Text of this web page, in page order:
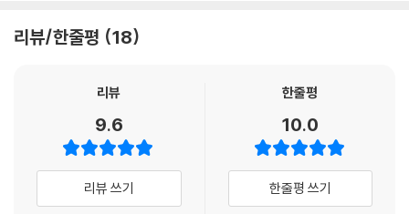
흥미롭다. 이 지역이 힌두교, 불교, 이슬람교, 기독교, 심지어 유교까지 포
용하면서도 자기 목소리를 내는 건 수천 년 동서양 교류의 길목으로서 세
계의 모든 문화를 어느 것도 배척하지 않고 품었기 때문”이라고 말한다.
리뷰/한줄평 18
리뷰
9.6
리뷰 쓰기
한줄평
10.0
한줄평 쓰기